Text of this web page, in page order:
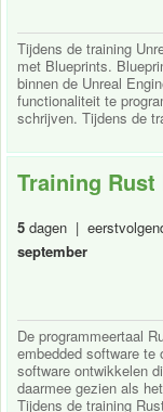
Tijdens de training
met Blueprints.
binnen de Unreal
functionaliteit te
schrijven. Tijdens de
Training Rust
5 dagen |
september
De programmeertaal
embedded software
software ontwikkelen
daarmee gezien als
Tijdens de training